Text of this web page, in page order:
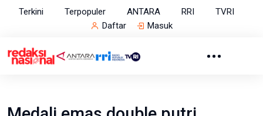
Terkini Terpopuler ANTARA RRI
TVRI
Daftar
Masuk